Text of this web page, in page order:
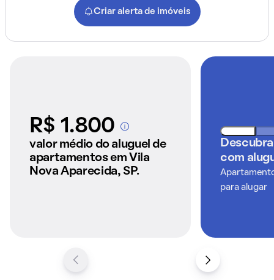
Criar alerta de imóveis
R$ 1.800A partir dos imóveis
anunciados pelo
QuintoAndar
valor médio do aluguel de
apartamentos em Vila
Nova Aparecida, SP.
com
para alugar